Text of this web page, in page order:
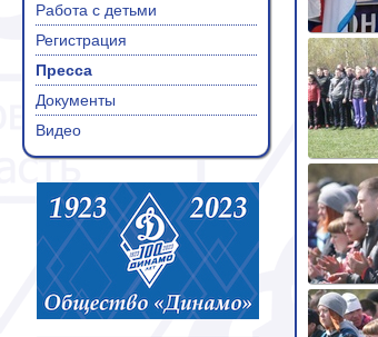
Работа с детьми
Регистрация
Пресса
Документы
Видео